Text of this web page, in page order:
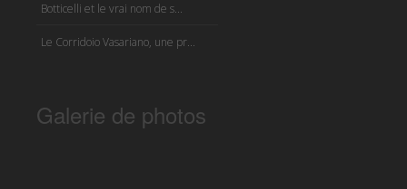
Botticelli et le vrai nom de s...
Le Corridoio Vasariano, une pr...
Galerie de photos